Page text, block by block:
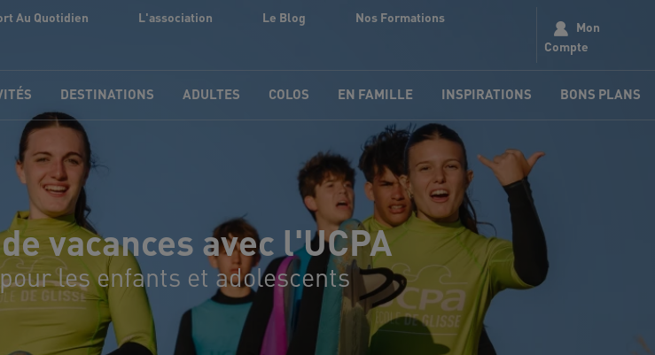
Au Quotidien L'association Le Blog Nos Formations
Mon
Compte
DESTINATIONS ADULTES COLOS EN FAMILLE INSPIRATIONS BONS PLANS
vacances avec l'UCPA
les enfants et adolescents